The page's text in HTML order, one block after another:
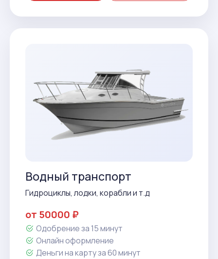
Водный транспорт
Гидроциклы, лодки, корабли и т.д
от 50000 ₽
Одобрение за 15 минут
Онлайн оформление
Деньги на карту за 60 минут